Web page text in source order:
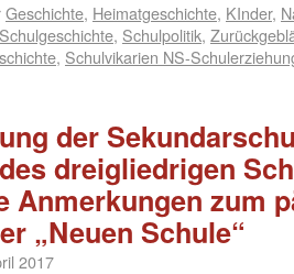
Geschichte, Heimatgeschichte, KInder,
Schulgeschichte, Schulpolitik,
, Schulvikarien NS-
der
dreigliedrigen
Anmerkungen zum
„Neuen Schule“
2017